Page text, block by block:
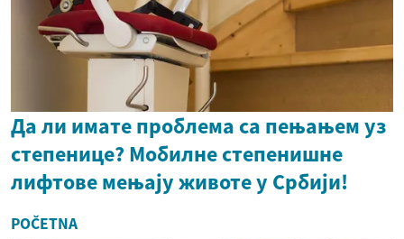
Да ли имате проблема са пењањем уз
степенице? Мобилне степенишне
лифтове мењају животе у Србији!
POČETNA